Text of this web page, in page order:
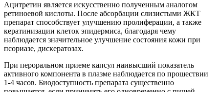
Ацитретин является искусственно полученным аналогом
ретиноевой кислоты. После абсорбации слизистыми ЖКТ
препарат способствует улучшению пролиферации, а также
кератинизации клеток эпидермиса, благодаря чему
наблюдается значительное улучшение состояния кожи при
псориазе, дискератозах.
При пероральном приеме капсул наивысший показатель
активного компонента в плазме наблюдается по прошествии
1-4 часов. Биодоступность препарата существенно